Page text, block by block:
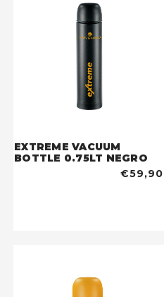
EXTREME VACUUM
BOTTLE 0.75LT NEGRO
€59,90